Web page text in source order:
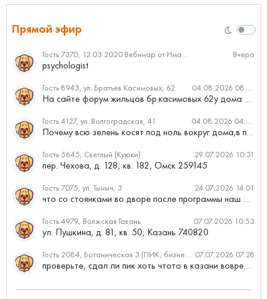
Прямой эфир
Гость 7370, 12.03.2020 Вебинар от Нмаркет.ПРО: «Актуальное об ипотеке: что нужно знать» Вчера
psychologist
Гость 8943, ул. Братьев Касимовых, 62 04.08.2026 08:34
На сайте форум жильцов бр.касимовых 62у дома растут красивые...
Гость 4127, ул. Волгоградская, 41 04.08.2026 04:46
Почему всю зелень косят под ноль вокруг дома,в полисадниках....
Гость 5645, Светлый (Куюки) 29.07.2026 10:31
пер. Чехова, д. 128, кв. 182, Омск 259145
Гость 7075, ул. Тыныч, 3 24.07.2026 14:01
что со стоянками во дворе после программы наш двор
Гость 4979, Волжская Гавань 07.07.2026 10:53
ул. Пушкина, д. 81, кв. 50, Казань 740820
Гость 2084, Ботаническая 3 (ПИК, бизнес-класс) 07.07.2026 07:28
проверьте, сдал ли пик хоть чтото в казани вовремя?